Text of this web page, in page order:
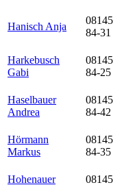
Hanisch Anja
08145
84-31
Harkebusch
Gabi
08145
84-25
Haselbauer
Andrea
08145
84-42
Hörmann
Markus
08145
84-35
Hohenauer
08145